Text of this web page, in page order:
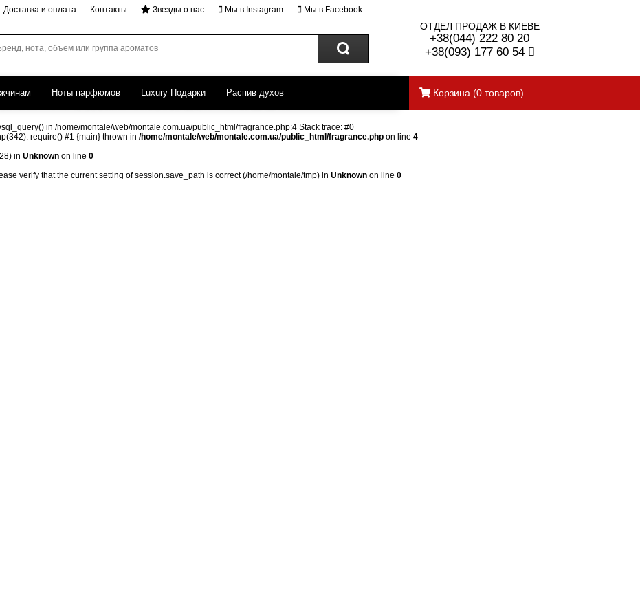
Доставка и оплата Контакты Звезды о нас Мы в Instagram Мы в Facebook
ОТДЕЛ ПРОДАЖ В КИЕВЕ
+38(044) 222 80 20
+38(093) 177 60 54
Ноты парфюмов Luxury Подарки Распив духов Корзина (0 товаров)
in /home/montale/web/montale.com.ua/public_html/fragrance.php:4 Stack trace: #0
require() #1 {main} thrown in /home/montale/web/montale.com.ua/public_html/fragrance.php on line 4
in Unknown on line 0
verify that the current setting of session.save_path is correct (/home/montale/tmp) in Unknown on line 0